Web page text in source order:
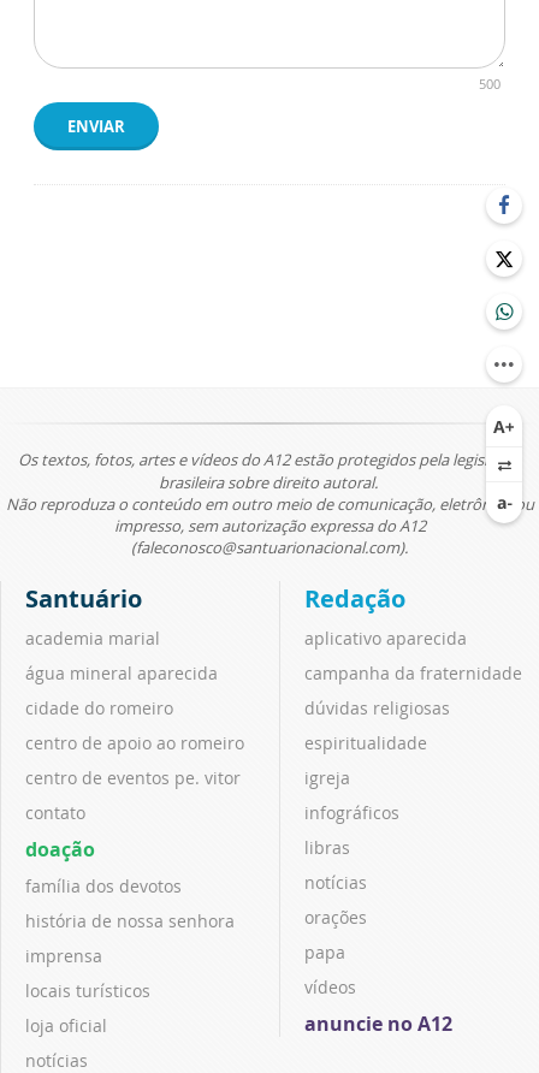
500
ENVIAR
Os textos, fotos, artes e vídeos do A12 estão protegidos pela legislação
brasileira sobre direito autoral.
Não reproduza o conteúdo em outro meio de comunicação, eletrônico ou
impresso, sem autorização expressa do A12
(faleconosco@santuarionacional.com).
Santuário
academia marial
água mineral aparecida
cidade do romeiro
centro de apoio ao romeiro
centro de eventos pe. vitor
contato
doação
família dos devotos
história de nossa senhora
imprensa
locais turísticos
loja oficial
notícias
Redação
aplicativo aparecida
campanha da fraternidade
dúvidas religiosas
espiritualidade
igreja
infográficos
libras
notícias
orações
papa
vídeos
anuncie no A12